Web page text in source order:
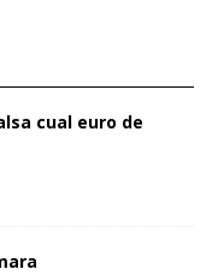
cual euro de